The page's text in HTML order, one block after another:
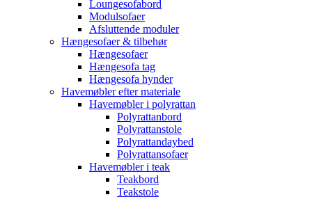
Loungesofabord
Modulsofaer
Afsluttende moduler
Hængesofaer & tilbehør
Hængesofaer
Hængesofa tag
Hængesofa hynder
Havemøbler efter materiale
Havemøbler i polyrattan
Polyrattanbord
Polyrattanstole
Polyrattandaybed
Polyrattansofaer
Havemøbler i teak
Teakbord
Teakstole